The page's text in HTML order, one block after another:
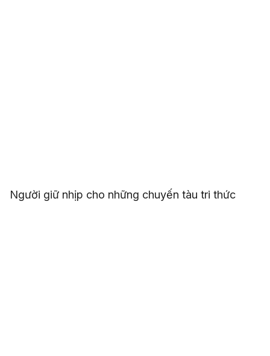
Người giữ nhịp cho những chuyến tàu tri thức